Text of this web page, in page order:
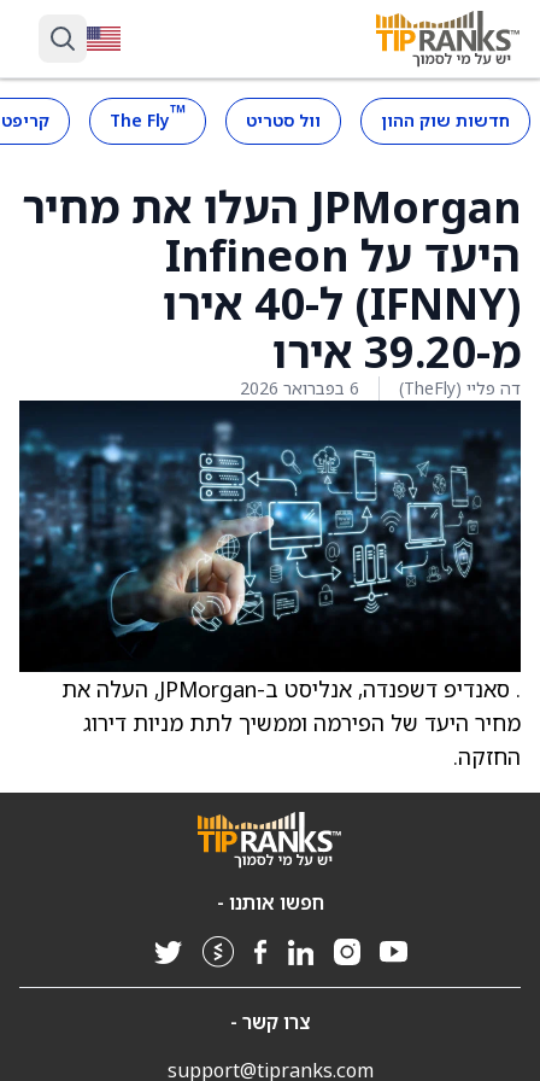
חדשות שוק ההון וול סטריט ™
The Fly
JPMorgan העלו את מחיר
היעד על Infineon
(IFNNY) ל-40 אירו
מ-39.20 אירו
דה פליי (TheFly) 6 בפברואר 2026
. סאנדיפ דשפנדה, אנליסט ב-JPMorgan, העלה את
מחיר היעד של הפירמה וממשיך לתת מניות דירוג
החזקה.
חפשו אותנו -
צרו קשר -
support@tipranks.com